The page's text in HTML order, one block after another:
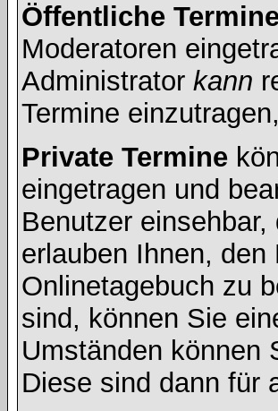
Öffentliche
Moderatoren
Administrator kann
Termine
Private Termine
eingetragen und
Benutzer
erlauben Ihnen,
Onlinetagebuch zu
sind, können Sie
Umständen können
Diese sind dann für